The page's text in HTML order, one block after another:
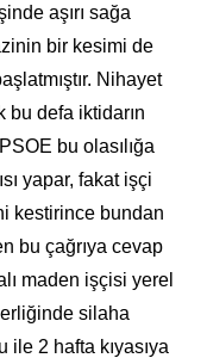
aşırı sağa
bir kesimi de
Nihayet
bu defa iktidarın
bu olasılığa
yapar, fakat işçi
kestirince bundan
bu çağrıya cevap
maden işçisi yerel
silaha
ile 2 hafta kıyasıya